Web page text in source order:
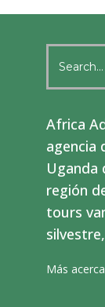
for:
Africa
agencia
Uganda
región
tours
Más